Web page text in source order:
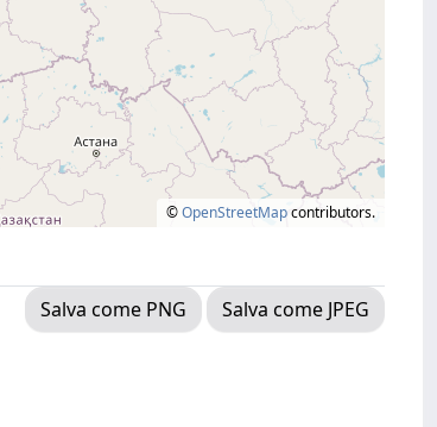
©OpenStreetMapcontributors.
Salva come PNG
Salva come JPEG